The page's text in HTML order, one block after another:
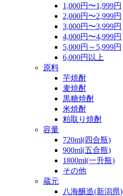
1,000円〜1,999円
2,000円〜2,999円
3,000円〜3,999円
4,000円〜4,999円
5,000円～5,999円
6,000円以上
原料
芋焼酎
麦焼酎
黒糖焼酎
米焼酎
粕取り焼酎
容量
720ml(四合瓶)
900ml(五合瓶)
1800ml(一升瓶)
その他
蔵元
八海醸造(新潟県)